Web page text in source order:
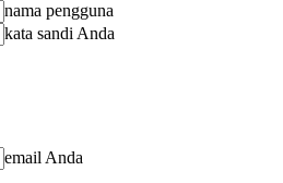
nama pengguna
kata sandi Anda
email Anda